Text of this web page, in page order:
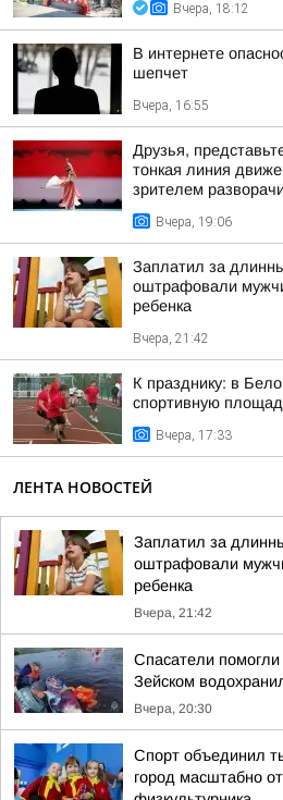
Вчера, 18:12
В интернете
шепчет
Вчера, 16:55
Друзья,
тонкая линия
зрителем
Вчера, 19:06
Заплатил за
оштрафовали
ребенка
Вчера, 21:42
К празднику: в
спортивную
Вчера, 17:33
ЛЕНТА НОВОСТЕЙ
Заплатил за
оштрафовали
ребенка
Вчера, 21:42
Спасатели
Зейском
Вчера, 20:30
Спорт объединил
город масштабно